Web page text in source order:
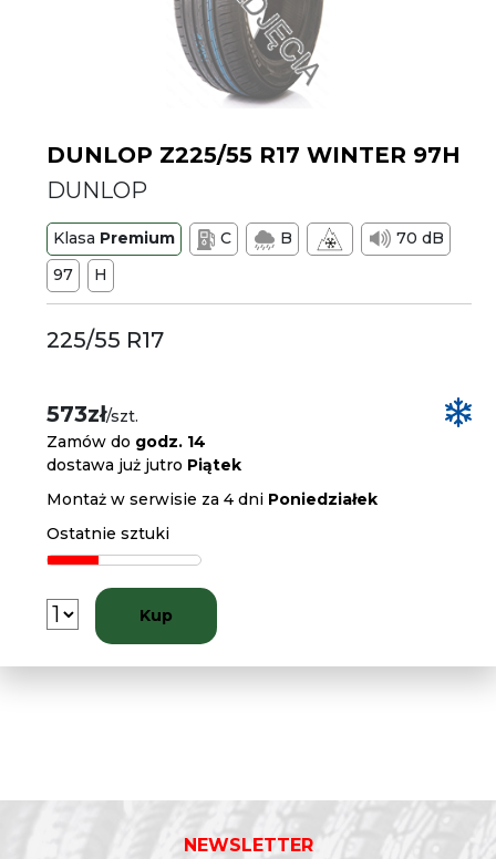
DUNLOP Z225/55 R17 WINTER 97H
DUNLOP
Klasa Premium C B
70 dB
97
H
225/55 R17
573zł/szt.
Zamów do godz. 14
dostawa już jutro Piątek
Montaż w serwisie za 4 dni Poniedziałek
Ostatnie sztuki
Kup
NEWSLETTER